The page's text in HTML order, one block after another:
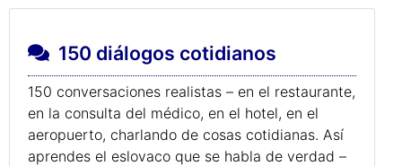
150 diálogos cotidianos
150 conversaciones realistas – en el restaurante,
en la consulta del médico, en el hotel, en el
aeropuerto, charlando de cosas cotidianas. Así
aprendes el eslovaco que se habla de verdad –